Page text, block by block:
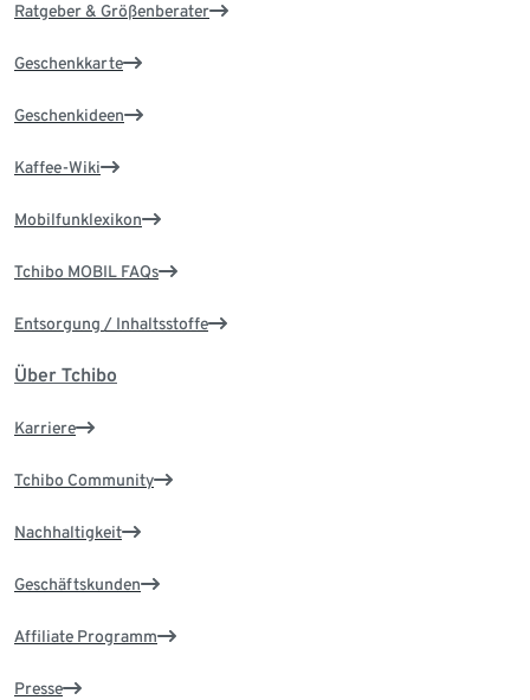
Ratgeber & Größenberater
Geschenkkarte
Geschenkideen
Kaffee-Wiki
Mobilfunklexikon
Tchibo MOBIL FAQs
Entsorgung / Inhaltsstoffe
Über Tchibo
Karriere
Tchibo Community
Nachhaltigkeit
Geschäftskunden
Affiliate Programm
Presse